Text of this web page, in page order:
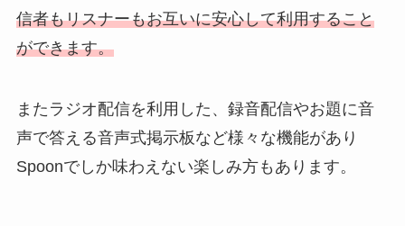
信者もリスナーもお互いに安心して利用すること
ができます。
またラジオ配信を利用した、録音配信やお題に音
声で答える音声式掲示板など様々な機能があり
Spoonでしか味わえない楽しみ方もあります。